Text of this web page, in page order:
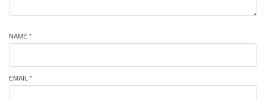
NAME *
EMAIL *